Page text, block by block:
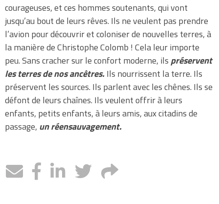
courageuses, et ces hommes soutenants, qui vont
jusqu’au bout de leurs rêves. Ils ne veulent pas prendre
l’avion pour découvrir et coloniser de nouvelles terres, à
la manière de Christophe Colomb ! Cela leur importe
peu. Sans cracher sur le confort moderne, ils préservent
les terres de nos ancêtres.Ils nourrissent la terre. Ils
préservent les sources. Ils parlent avec les chênes. Ils se
défont de leurs chaînes. Ils veulent offrir à leurs
enfants, petits enfants, à leurs amis, aux citadins de
passage, un réensauvagement.